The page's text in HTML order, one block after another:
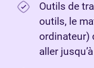
Outils de
outils, le
ordinateur)
aller